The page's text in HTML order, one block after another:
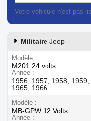
Votre véhicule n'est pas
Militaire Jeep
Modèle
M201 24 volts
Année
1956, 1957, 1958,
1965, 1966
Modèle
MB-GPW 12 Volts
Année